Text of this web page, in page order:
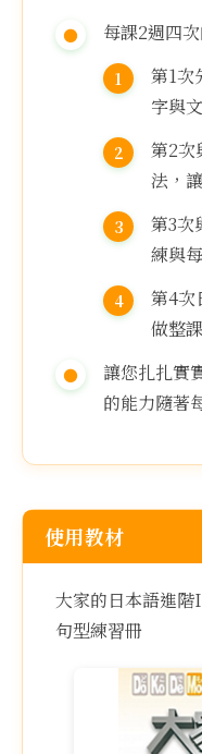
每課2週四
第1次
字與
第2次
法，
第3次
練與
第4次
做整
讓您扎扎實
的能力隨著
使用教材
大家的日本語進
句型練習冊